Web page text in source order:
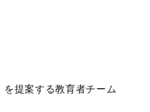
を提案する教育者チーム